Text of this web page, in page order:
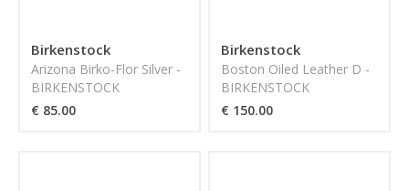
Birkenstock
Arizona Birko-Flor Silver -
BIRKENSTOCK
€ 85.00
Birkenstock
Boston Oiled Leather D -
BIRKENSTOCK
€ 150.00